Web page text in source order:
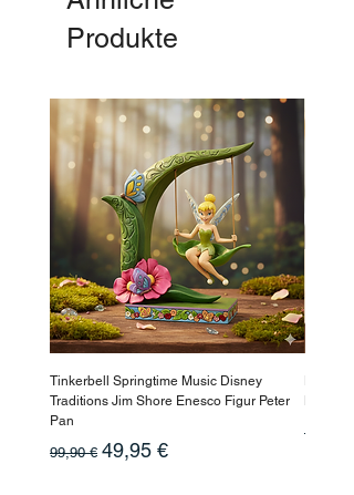
Produkte
Tinkerbell Springtime Music Disney
Traditions Jim Shore Enesco Figur Peter
Pan
Standardpreis
99,90 € Sale-Preis
49,95 €
10,90 €